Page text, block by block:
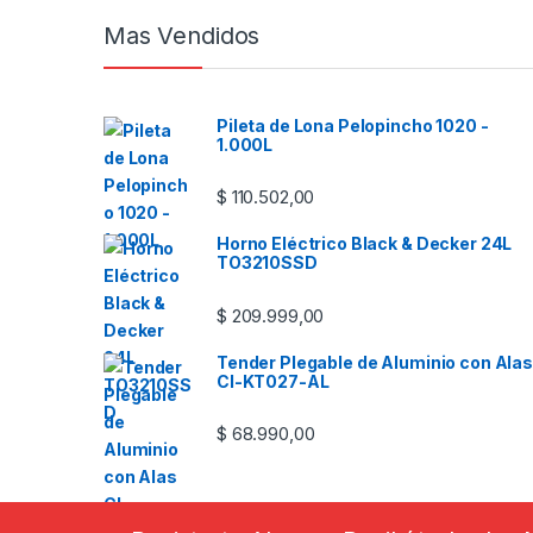
Mas Vendidos
Pileta de Lona Pelopincho 1020 -
1.000L
$ 110.502,00
Horno Eléctrico Black & Decker 24L
TO3210SSD
$ 209.999,00
Tender Plegable de Aluminio con Alas
CI-KT027-AL
$ 68.990,00